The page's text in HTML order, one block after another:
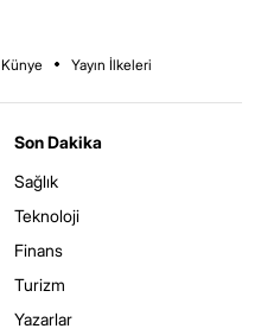
Künye Yayın İlkeleri
Son Dakika
Sağlık
Teknoloji
Finans
Turizm
Yazarlar